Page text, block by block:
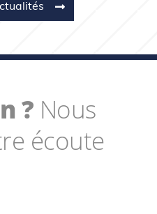
? Nous
écoute